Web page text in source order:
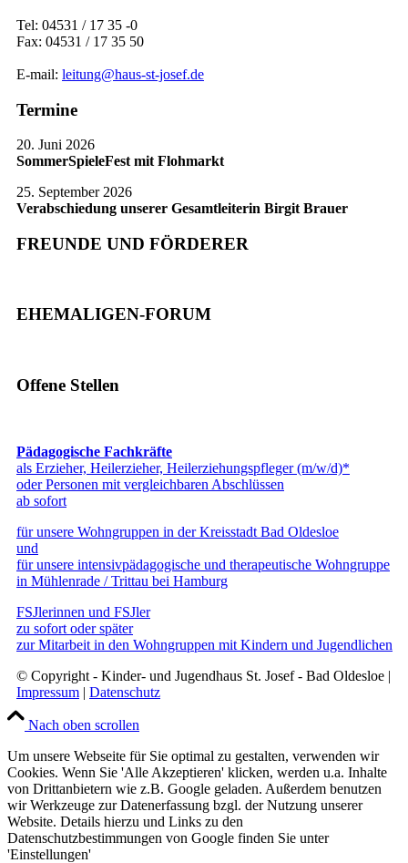
Tel: 04531 / 17 35 -0
Fax: 04531 / 17 35 50
E-mail: leitung@haus-st-josef.de
Termine
20. Juni 2026
SommerSpieleFest mit Flohmarkt
25. September 2026
Verabschiedung unserer Gesamtleiterin Birgit Brauer
FREUNDE UND FÖRDERER
EHEMALIGEN-FORUM
Offene Stellen
Pädagogische Fachkräfte
als Erzieher, Heilerzieher, Heilerziehungspfleger (m/w/d)*
oder Personen mit vergleichbaren Abschlüssen
ab sofort
für unsere Wohngruppen in der Kreisstadt Bad Oldesloe
und
für unsere intensivpädagogische und therapeutische Wohngruppe
in Mühlenrade / Trittau bei Hamburg
FSJlerinnen und FSJler
zu sofort oder später
zur Mitarbeit in den Wohngruppen mit Kindern und Jugendlichen
© Copyright - Kinder- und Jugendhaus St. Josef - Bad Oldesloe |
Impressum | Datenschutz
Nach oben scrollen
Um unsere Webseite für Sie optimal zu gestalten, verwenden wir
Cookies. Wenn Sie 'Alle Akzeptieren' klicken, werden u.a. Inhalte
von Drittanbietern wie z.B. Google geladen. Außerdem benutzen
wir Werkzeuge zur Datenerfassung bzgl. der Nutzung unserer
Website. Details hierzu und Links zu den
Datenschutzbestimmungen von Google finden Sie unter
'Einstellungen'